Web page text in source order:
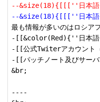
--&size(18){[[[''日本
--&size(18){[[[''日本
最も情報が多いのはロシア
-[[&color(Red){''日本
-[[公式Twiterアカウン
-[[パッチノート及びサ
&br;
----